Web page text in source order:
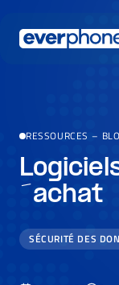
RESSOURCES –
´achat
SÉCURITÉ DES